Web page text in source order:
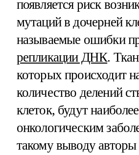
появляется риск
мутаций в дочерней
называемые ошибки
репликации ДНК.
которых происходит
количество делений
клеток, будут
онкологическим
такому выводу